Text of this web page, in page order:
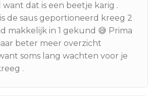
want dat is een beetje karig .
de saus geportioneerd kreeg 2
makkelijk in 1 gekund 😅 Prima
beter meer overzicht
soms lang wachten voor je
.